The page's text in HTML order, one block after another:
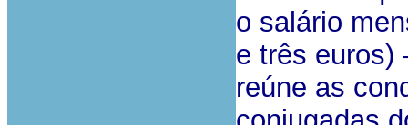
o salário
e três euros)
reúne as